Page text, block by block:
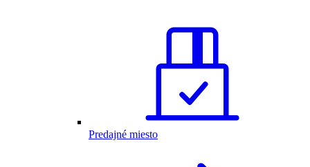
Predajné miesto